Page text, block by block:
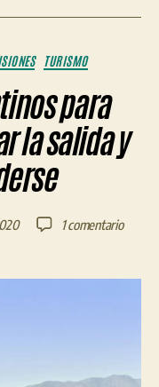
TURISMO
para
la salida y
1 comentarioen
para
y